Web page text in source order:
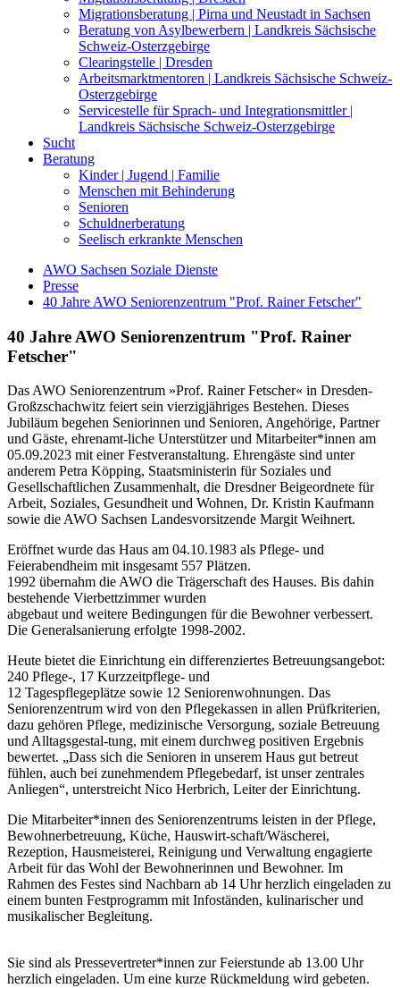
Migrationsberatung | Pirna und Neustadt in Sachsen
Beratung von Asylbewerbern | Landkreis Sächsische
Schweiz-Osterzgebirge
Clearingstelle | Dresden
Arbeitsmarktmentoren | Landkreis Sächsische Schweiz-
Osterzgebirge
Servicestelle für Sprach- und Integrationsmittler |
Landkreis Sächsische Schweiz-Osterzgebirge
Sucht
Beratung
Kinder | Jugend | Familie
Menschen mit Behinderung
Senioren
Schuldnerberatung
Seelisch erkrankte Menschen
AWO Sachsen Soziale Dienste
Presse
40 Jahre AWO Seniorenzentrum "Prof. Rainer Fetscher"
40 Jahre AWO Seniorenzentrum "Prof. Rainer
Fetscher"
Das AWO Seniorenzentrum »Prof. Rainer Fetscher« in Dresden-
Großzschachwitz feiert sein vierzigjähriges Bestehen. Dieses
Jubiläum begehen Seniorinnen und Senioren, Angehörige, Partner
und Gäste, ehrenamt-liche Unterstützer und Mitarbeiter*innen am
05.09.2023 mit einer Festveranstaltung. Ehrengäste sind unter
anderem Petra Köpping, Staatsministerin für Soziales und
Gesellschaftlichen Zusammenhalt, die Dresdner Beigeordnete für
Arbeit, Soziales, Gesundheit und Wohnen, Dr. Kristin Kaufmann
sowie die AWO Sachsen Landesvorsitzende Margit Weihnert.
Eröffnet wurde das Haus am 04.10.1983 als Pflege- und
Feierabendheim mit insgesamt 557 Plätzen.
1992 übernahm die AWO die Trägerschaft des Hauses. Bis dahin
bestehende Vierbettzimmer wurden
abgebaut und weitere Bedingungen für die Bewohner verbessert.
Die Generalsanierung erfolgte 1998-2002.
Heute bietet die Einrichtung ein differenziertes Betreuungsangebot:
240 Pflege-, 17 Kurzzeitpflege- und
12 Tagespflegeplätze sowie 12 Seniorenwohnungen. Das
Seniorenzentrum wird von den Pflegekassen in allen Prüfkriterien,
dazu gehören Pflege, medizinische Versorgung, soziale Betreuung
und Alltagsgestal-tung, mit einem durchweg positiven Ergebnis
bewertet. „Dass sich die Senioren in unserem Haus gut betreut
fühlen, auch bei zunehmendem Pflegebedarf, ist unser zentrales
Anliegen“, unterstreicht Nico Herbrich, Leiter der Einrichtung.
Die Mitarbeiter*innen des Seniorenzentrums leisten in der Pflege,
Bewohnerbetreuung, Küche, Hauswirt-schaft/Wäscherei,
Rezeption, Hausmeisterei, Reinigung und Verwaltung engagierte
Arbeit für das Wohl der Bewohnerinnen und Bewohner. Im
Rahmen des Festes sind Nachbarn ab 14 Uhr herzlich eingeladen zu
einem bunten Festprogramm mit Infoständen, kulinarischer und
musikalischer Begleitung.
Sie sind als Pressevertreter*innen zur Feierstunde ab 13.00 Uhr
herzlich eingeladen. Um eine kurze Rückmeldung wird gebeten.